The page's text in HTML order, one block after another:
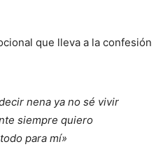
que lleva a la confesión
nena ya no sé vivir
siempre quiero
para mí»